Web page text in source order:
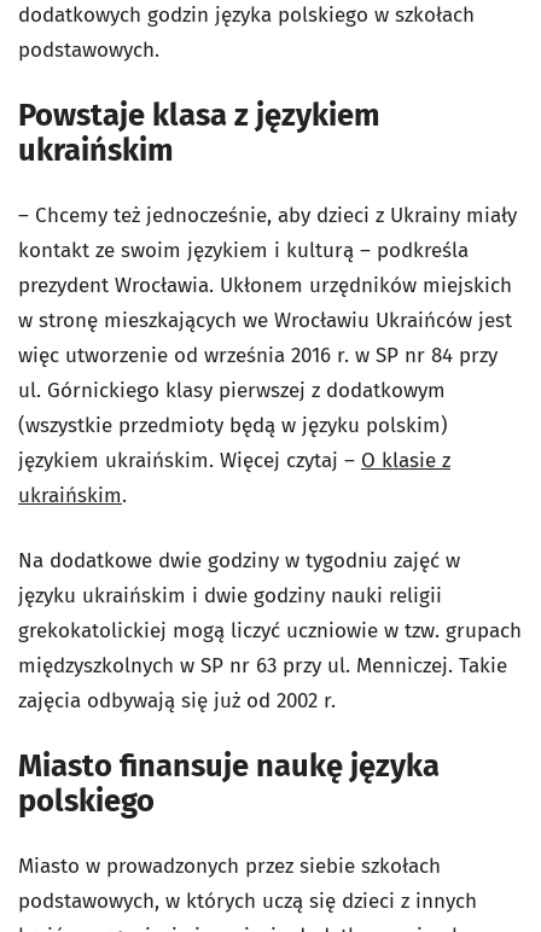
dodatkowych godzin języka polskiego w szkołach
podstawowych.
Powstaje klasa z językiem
ukraińskim
– Chcemy też jednocześnie, aby dzieci z Ukrainy miały
kontakt ze swoim językiem i kulturą – podkreśla
prezydent Wrocławia. Ukłonem urzędników miejskich
w stronę mieszkających we Wrocławiu Ukraińców jest
więc utworzenie od września 2016 r. w SP nr 84 przy
ul. Górnickiego klasy pierwszej z dodatkowym
(wszystkie przedmioty będą w języku polskim)
językiem ukraińskim. Więcej czytaj – O klasie z
ukraińskim.
Na dodatkowe dwie godziny w tygodniu zajęć w
języku ukraińskim i dwie godziny nauki religii
grekokatolickiej mogą liczyć uczniowie w tzw. grupach
międzyszkolnych w SP nr 63 przy ul. Menniczej. Takie
zajęcia odbywają się już od 2002 r.
Miasto finansuje naukę języka
polskiego
Miasto w prowadzonych przez siebie szkołach
podstawowych, w których uczą się dzieci z innych